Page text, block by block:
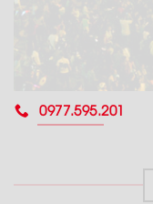
0977.595.201